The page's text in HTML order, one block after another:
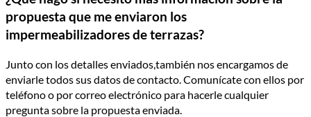
propuesta que me enviaron los
impermeabilizadores de terrazas?
Junto con los detalles enviados,también nos encargamos de
enviarle todos sus datos de contacto. Comunícate con ellos por
teléfono o por correo electrónico para hacerle cualquier
pregunta sobre la propuesta enviada.